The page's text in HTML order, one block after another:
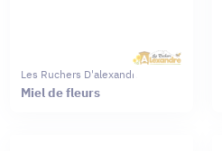
Les Ruchers D'alexandre
Miel de fleurs